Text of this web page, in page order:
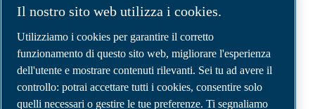
Portal
Media
Gallery
©2026 Compressori d'aria ABAC
Note legali e privacy
Modulo resi
Il nostro sito web utilizza i cookies.
Utilizziamo i cookies per garantire il corretto
funzionamento di questo sito web, migliorare l'esperienza
dell'utente e mostrare contenuti rilevanti. Sei tu ad avere il
controllo: potrai accettare tutti i cookies, consentire solo
quelli necessari o gestire le tue preferenze. Ti segnaliamo